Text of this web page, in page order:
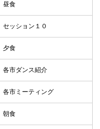
昼食
セッション１０
夕食
各市ダンス紹介
各市ミーティング
朝食